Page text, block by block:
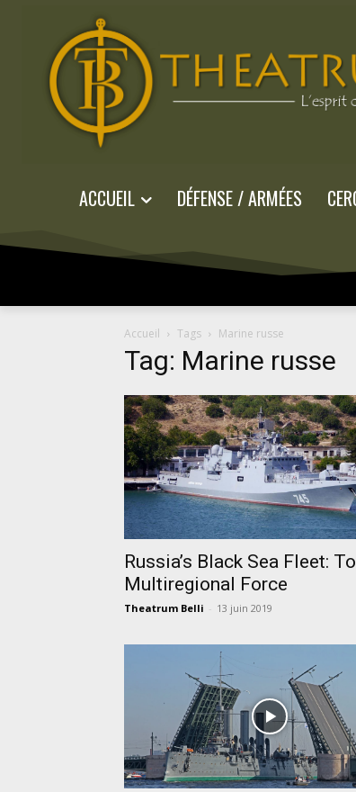
ACCUEIL DÉFENSE / ARMÉES
Accueil Tags Marine russe
Tag: Marine russe
Russia’s Black Sea Fleet:
Multiregional Force
Theatrum Belli - 13 juin 2019